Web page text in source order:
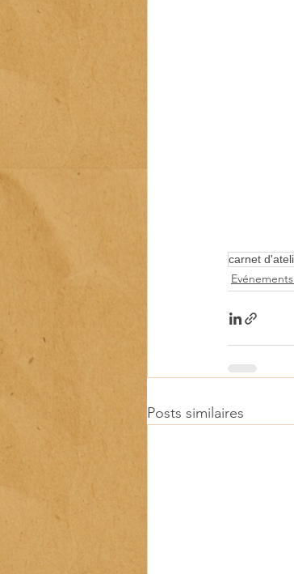
carnet
Posts similaires